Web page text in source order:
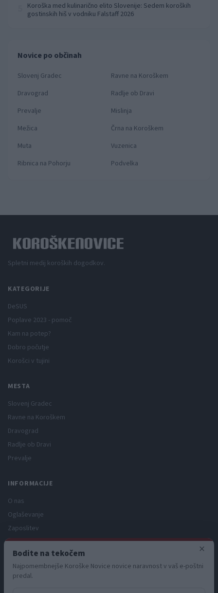
Koroška med kulinarično elito Slovenije: Sedem koroških
gostinskih hiš v vodniku Falstaff 2026
Novice po občinah
Slovenj Gradec
Ravne na Koroškem
Dravograd
Radlje ob Dravi
Prevalje
Mislinja
Mežica
Črna na Koroškem
Muta
Vuzenica
Ribnica na Pohorju
Podvelka
Spletni medij koroških dogodkov.
KATEGORIJE
DeSUS
Poplave 2023 - pomoč
Kam na potep?
Dobro počutje
Korošci v tujini
MESTA
Slovenj Gradec
Ravne na Koroškem
Dravograd
Radlje ob Dravi
Prevalje
INFORMACIJE
O nas
Oglaševanje
Zaposlitev
Pravno obvestilo
Zasebnost in piškotki
Storitve
×
Bodite na tekočem
Najpomembnejše Koroške Novice novice naravnost v vaš e-poštni
predal.